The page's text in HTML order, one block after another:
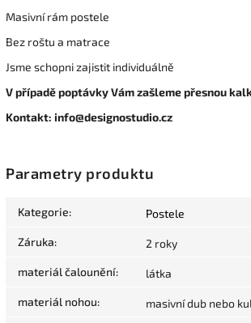
Masivní rám postele
Bez roštu a matrace
Jsme schopni zajistit individuálně
V případě poptávky Vám zašleme přesnou
Kontakt: info@designostudio.cz
Parametry produktu
Kategorie: Postele
Záruka: 2 roky
materiál čalounění: látka
materiál nohou: masivní dub nebo